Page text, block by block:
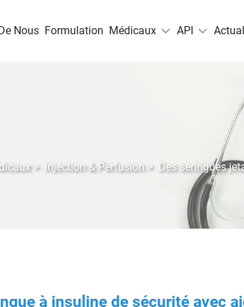
Nous Formulation Médicaux API
> Injection & Perfusion> Des seringues
à insuline de sécurité avec